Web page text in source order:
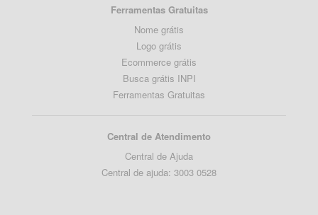
Ferramentas Gratuitas
Nome grátis
Logo grátis
Ecommerce grátis
Busca grátis INPI
Ferramentas Gratuitas
Central de Atendimento
Central de Ajuda
Central de ajuda: 3003 0528